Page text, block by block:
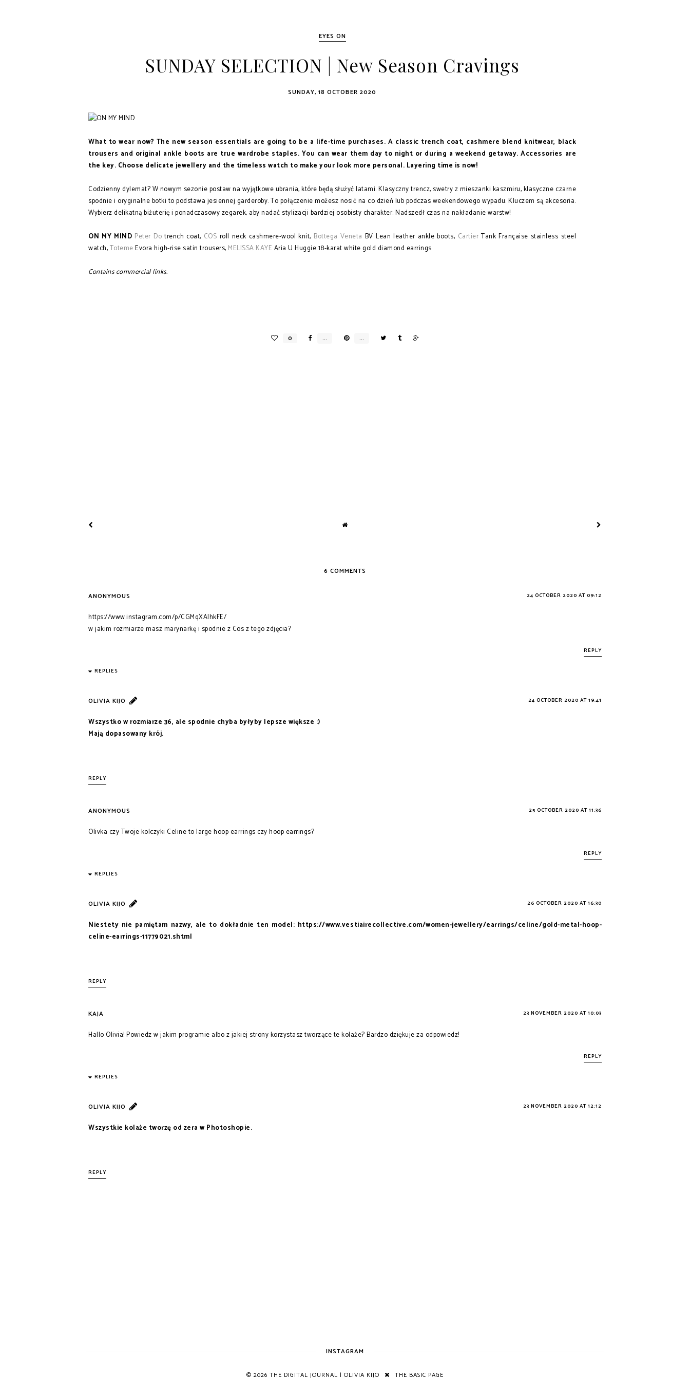
EYES ON
SUNDAY SELECTION | New Season Cravings
SUNDAY, 18 OCTOBER 2020
What to wear now? The new season essentials are going to be a life-time purchases. A classic trench coat, cashmere blend knitwear, black
trousers and original ankle boots are true wardrobe staples. You can wear them day to night or during a weekend getaway. Accessories are
the key. Choose delicate jewellery and the timeless watch to make your look more personal. Layering time is now!
Codzienny dylemat? W nowym sezonie postaw na wyjątkowe ubrania, które będą służyć latami. Klasyczny trencz, swetry z mieszanki kaszmiru, klasyczne czarne
spodnie i oryginalne botki to podstawa jesiennej garderoby. To połączenie możesz nosić na co dzień lub podczas weekendowego wypadu. Kluczem są akcesoria.
Wybierz delikatną biżuterię i ponadczasowy zegarek, aby nadać stylizacji bardziej osobisty charakter. Nadszedł czas na nakładanie warstw!
ON MY MIND Peter Do trench coat, COS roll neck cashmere-wool knit, Bottega Veneta BV Lean leather ankle boots, Cartier Tank Française stainless steel
watch,TotemeEvora high-rise satin trousers, MELISSA KAYE Aria U Huggie 18-karat white gold diamond earrings
Contains commercial links.
6 COMMENTS
ANONYMOUS 24 OCTOBER 2020 AT 09:12
https://www.instagram.com/p/CGMqXAIhkFE/
w jakim rozmiarze masz marynarkę i spodnie z Cos z tego zdjęcia?
REPLY
REPLIES
OLIVIA KIJO 24 OCTOBER 2020 AT 19:41
Wszystko w rozmiarze 36, ale spodnie chyba byłyby lepsze większe :)
Mają dopasowany krój.
REPLY
ANONYMOUS 25 OCTOBER 2020 AT 11:36
Olivka czy Twoje kolczyki Celine to large hoop earrings czy hoop earrings?
REPLY
REPLIES
OLIVIA KIJO 26 OCTOBER 2020 AT 16:30
Niestety nie pamiętam nazwy, ale to dokładnie ten model: https://www.vestiairecollective.com/women-jewellery/earrings/celine/gold-metal-hoop-
celine-earrings-11779021.shtml
REPLY
KAJA 23 NOVEMBER 2020 AT 10:03
Hallo Olivia! Powiedz w jakim programie albo z jakiej strony korzystasz tworzące te kolaże? Bardzo dziękuje za odpowiedz!
REPLY
REPLIES
OLIVIA KIJO 23 NOVEMBER 2020 AT 12:12
Wszystkie kolaże tworzę od zera w Photoshopie.
REPLY
INSTAGRAM
© 2026 THE DIGITAL JOURNAL | OLIVIA KIJO THE BASIC PAGE